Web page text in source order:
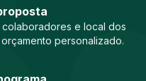
e local dos
personalizado.